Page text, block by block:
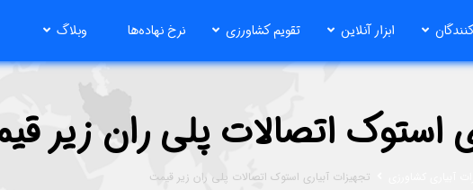
ابزار آنلاین تقویم کشاورزی نرخ نهاده‌ها وبلاگ
استوک اتصالات پلی ران زیر
تجهیزات آبیاری استوک اتصالات پلی ران زیر قیمت